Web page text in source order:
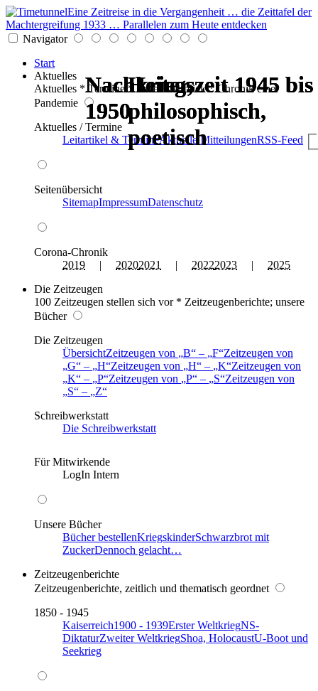
Eine Zeitreise in die Vergangenheit … die Zeittafel der
Machtergreifung 1933 … Parallelen zum Heute entdecken
Navigator
Start
Aktuelles
Aktuelles * Termine * Seitenüberblick * Chronik einer
Pandemie
Aktuelles / Termine
Leitartikel & TermineAktuelle MitteilungenRSS-Feed
Seitenübersicht
SitemapImpressumDatenschutz
Corona-Chronik
2019 | 20202021 | 20222023 | 2025
Die Zeitzeugen
100 Zeitzeugen stellen sich vor * Zeitzeugenberichte; unsere
Bücher
Die Zeitzeugen
ÜbersichtZeitzeugen von B – F Zeitzeugen von
G
– H Zeitzeugen von H – K Zeitzeugen von
K
– P Zeitzeugen von P – S Zeitzeugen von
S
–
Z
Schreibwerkstatt
Die Schreibwerkstatt
Für Mitwirkende
LogIn Intern
Unsere Bücher
Bücher bestellenKriegskinderSchwarzbrot mit
ZuckerDennoch gelacht…
Zeitzeugenberichte
Zeitzeugenberichte, zeitlich und thematisch geordnet
1850 - 1945
Kaiserreich1900 - 1939Erster WeltkriegNS-
DiktaturZweiter WeltkriegShoa, HolocaustU-Boot und
Seekrieg
Nachkriegszeit 1945 bis
1950
Heiter,
philosophisch,
poetisch
Nachkriegszeit 1945 bis
1950
Nachkriegszeit 1945 bis
1950
Heiter,
philosophisch,
poetisch
Nachkriegszeit 1945 bis
1950